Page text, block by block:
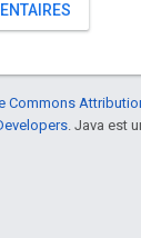
Commons
. Java est